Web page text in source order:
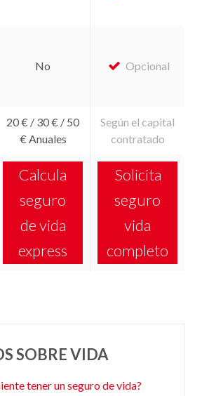
No Opcional
20 € / 30 € / 50
€ Anuales
Según el capital
contratado
Calcula
seguro
de vida
express
Solicita
seguro
vida
completo
SOBRE VIDA
tener un seguro de vida?